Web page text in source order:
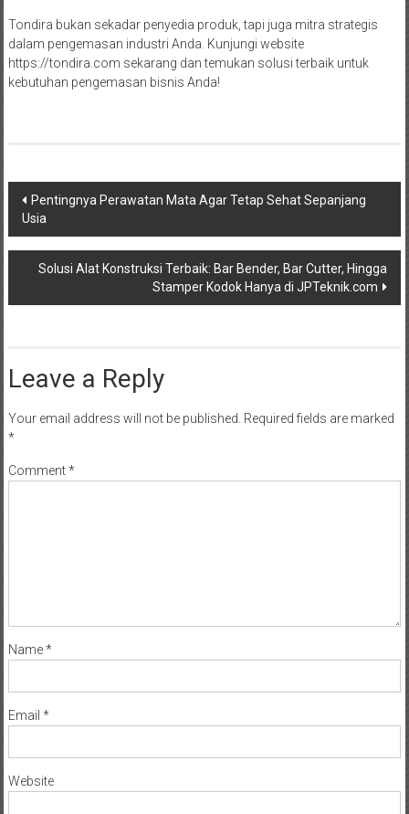
Tondira bukan sekadar penyedia produk, tapi juga mitra strategis
dalam pengemasan industri Anda. Kunjungi website
https://tondira.com sekarang dan temukan solusi terbaik untuk
kebutuhan pengemasan bisnis Anda!
Post
navigation
Pentingnya Perawatan Mata Agar Tetap Sehat Sepanjang
Usia
Solusi Alat Konstruksi Terbaik: Bar Bender, Bar Cutter, Hingga
Stamper Kodok Hanya di JPTeknik.com
Leave a Reply
Your email address will not be published. Required fields are marked
*
Comment*
Name*
Email *
Website